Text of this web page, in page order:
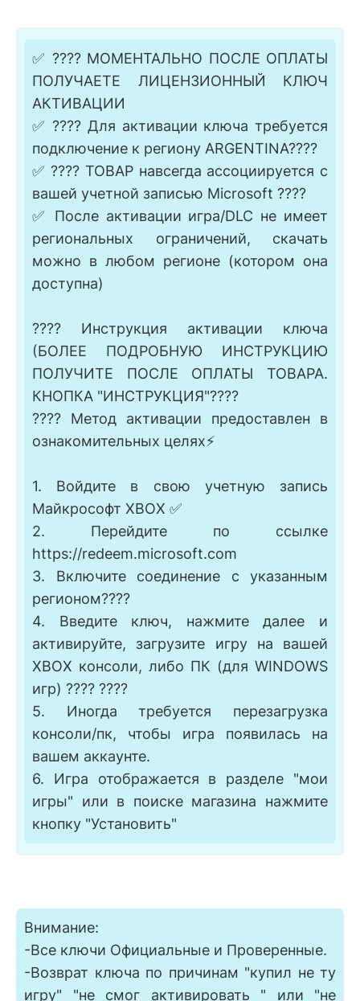
✅ ???? МОМЕНТАЛЬНО ПОСЛЕ ОПЛАТЫ
ПОЛУЧАЕТЕ ЛИЦЕНЗИОННЫЙ КЛЮЧ
АКТИВАЦИИ
✅ ???? Для активации ключа требуется
подключение к региону ARGENTINA????
✅ ???? ТОВАР навсегда ассоциируется с
вашей учетной записью Microsoft ????
✅ После активации игра/DLC не имеет
региональных ограничений, скачать
можно в любом регионе (котором она
доступна)
???? Инструкция активации ключа
(БОЛЕЕ ПОДРОБНУЮ ИНСТРУКЦИЮ
ПОЛУЧИТЕ ПОСЛЕ ОПЛАТЫ ТОВАРА.
КНОПКА "ИНСТРУКЦИЯ"????
???? Метод активации предоставлен в
ознакомительных целях⚡
1. Войдите в свою учетную запись
Майкрософт XBOX ✅
2. Перейдите по ссылке
https://redeem.microsoft.com
3. Включите соединение c указанным
регионом????
4. Введите ключ, нажмите далее и
активируйте, загрузите игру на вашей
XBOX консоли, либо ПК (для WINDOWS
игр) ???? ????
5. Иногда требуется перезагрузка
консоли/пк, чтобы игра появилась на
вашем аккаунте.
6. Игра отображается в разделе "мои
игры" или в поиске магазина нажмите
кнопку "Установить"
Внимание:
-Все ключи Официальные и Проверенные.
-Возврат ключа по причинам "купил не ту
игру" "не cмог активировать " или "не